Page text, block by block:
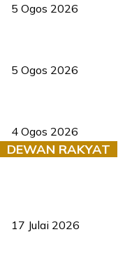
5 Ogos 2026
5 Ogos 2026
4 Ogos 2026
DEWAN RAKYAT
17 Julai 2026